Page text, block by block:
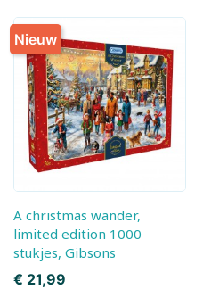
A christmas wander,
limited edition 1000
stukjes, Gibsons
Prijs
€ 21,99
Nieuw